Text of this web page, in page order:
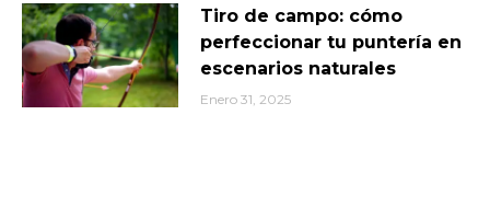
Tiro de campo: cómo
perfeccionar tu puntería en
escenarios naturales
Enero 31, 2025